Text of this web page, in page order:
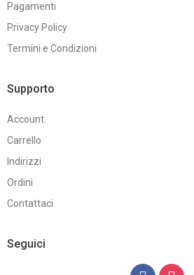
Pagamenti
Privacy Policy
Termini e Condizioni
Supporto
Account
Carrello
Indirizzi
Ordini
Contattaci
Seguici